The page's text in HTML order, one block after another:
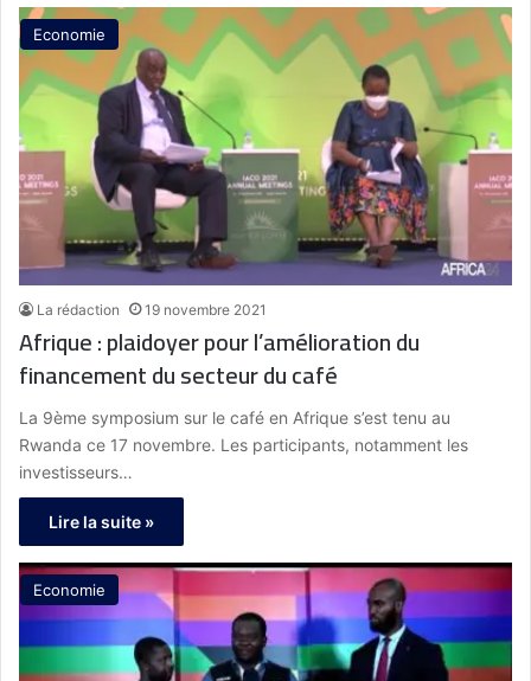
Economie
La rédaction 19 novembre 2021
Afrique : plaidoyer pour l’amélioration du
financement du secteur du café
La 9ème symposium sur le café en Afrique s’est tenu au
Rwanda ce 17 novembre. Les participants, notamment les
investisseurs…
Lire la suite »
Economie